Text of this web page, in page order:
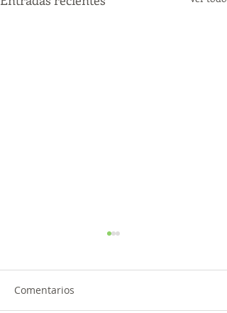
Comentarios